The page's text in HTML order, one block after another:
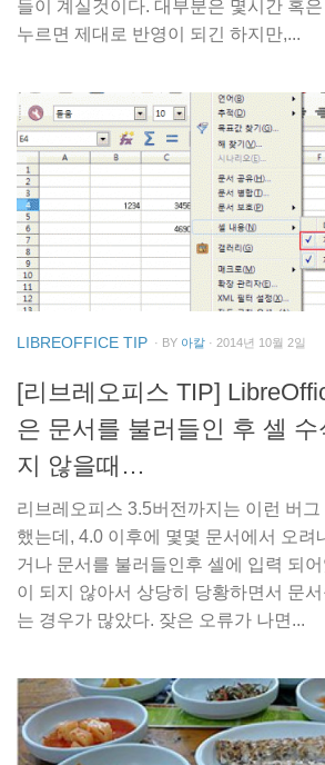
들이 계실것이다. 대부분은 몇시간 혹
누르면 제대로 반영이 되긴 하지만,...
LIBREOFFICE TIP · BY 아칼 · 2014년 10월 2일
[리브레오피스 TIP]
은 문서를 불러들인 후 셀 수
지 않을때…
리브레오피스 3.5버전까지는 이런 버
했는데, 4.0 이후에 몇몇 문서에서 오려
거나 문서를 불러들인후 셀에 입력 되
이 되지 않아서 상당히 당황하면서 문
는 경우가 많았다. 잦은 오류가 나면...